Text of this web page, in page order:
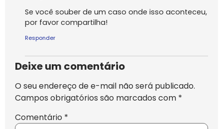
Se você souber de um caso onde isso aconteceu,
por favor compartilha!
Responder
Deixe um comentário
O seu endereço de e-mail não será publicado.
Campos obrigatórios são marcados com *
Comentário *